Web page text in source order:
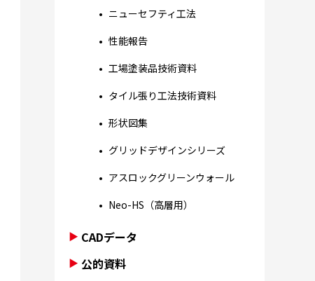
ニューセフティ工法
性能報告
工場塗装品技術資料
タイル張り工法技術資料
形状図集
グリッドデザインシリーズ
アスロックグリーンウォール
Neo-HS（高層用）
CADデータ
公的資料